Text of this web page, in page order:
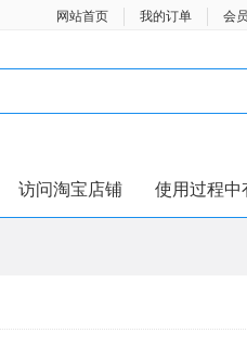
网站首页 我的订单 会
访问淘宝店铺 使用过程中